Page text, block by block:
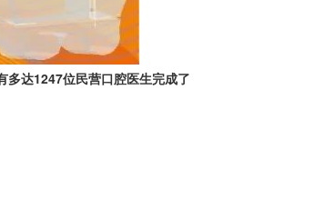
多达1247位民营口腔医生完成了